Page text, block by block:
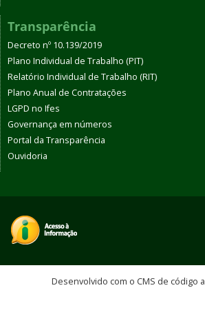
Transparência
Decreto nº 10.139/2019
Plano Individual de Trabalho (PIT)
Relatório Individual de Trabalho (RIT)
Plano Anual de Contratações
LGPD no Ifes
Governança em números
Portal da Transparência
Ouvidoria
Desenvolvido com o CMS de código